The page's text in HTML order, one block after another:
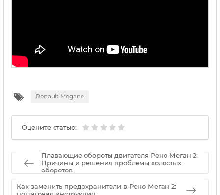
Renault Megane
Оцените статью:
Плавающие обороты двигателя Рено Меган 2:
Причины и решения проблемы холостых
оборотов
Как заменить предохранители в Рено Меган 2:
пошаговая инструкция